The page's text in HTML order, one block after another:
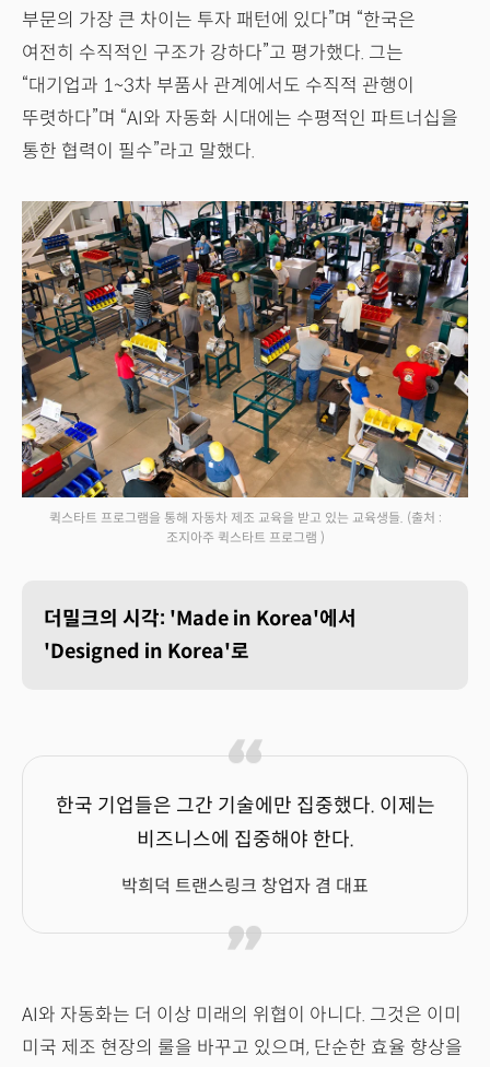
부문의 가장 큰 차이는 투자 패턴에 있다”며 “한국은
여전히 수직적인 구조가 강하다”고 평가했다. 그는
“대기업과 1~3차 부품사 관계에서도 수직적 관행이
뚜렷하다”며 “AI와 자동화 시대에는 수평적인 파트너십을
통한 협력이 필수”라고 말했다.
퀵스타트 프로그램을 통해 자동차 제조 교육을 받고 있는 교육생들. (출처 :
조지아주 퀵스타트 프로그램 )
더밀크의 시각: 'Made in Korea'에서
'Designed in Korea'로
한국 기업들은 그간 기술에만 집중했다. 이제는
비즈니스에 집중해야 한다.
박희덕 트랜스링크 창업자 겸 대표
AI와 자동화는 더 이상 미래의 위협이 아니다. 그것은 이미
미국 제조 현장의 룰을 바꾸고 있으며, 단순한 효율 향상을